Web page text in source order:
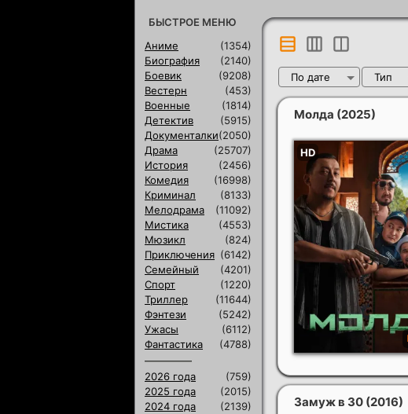
По дате Тип
Молда (2025)
Замуж в 30 (2016)
БЫСТРОЕ МЕНЮ
Аниме
(1354)
Биография
(2140)
Боевик
(9208)
Вестерн
(453)
Военные
(1814)
Детектив
(5915)
Документалки(2050)
Драма
(25707)
История
(2456)
Комедия
(16998)
Криминал
(8133)
Мелодрама
(11092)
Мистика
(4553)
Мюзикл
(824)
Приключения (6142)
Семейный
(4201)
Спорт
(1220)
Триллер
(11644)
Фэнтези
(5242)
Ужасы
(6112)
Фантастика
(4788)
2026 года
(759)
2025 года
(2015)
2024 года
(2139)